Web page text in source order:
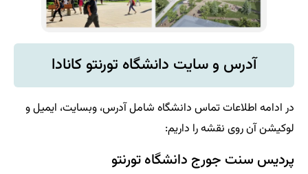
دانشگاه تورنتو کانادا
دانشگاه شامل آدرس، وبسایت، ایمیل و
داریم:
تورنتو